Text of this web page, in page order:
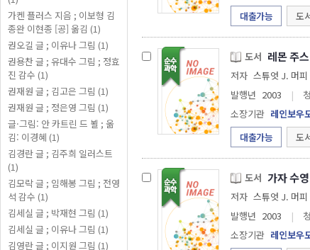
가켄 플러스 지음 ; 이보형 김
종완 이현종 [공] 옮김 (1)
권오길 글 ; 이유나 그림 (1)
권용찬 글 ; 유대수 그림 ; 정효
진 감수 (1)
권재원 글 ; 김고은 그림 (1)
권재원 글 ; 정은영 그림 (1)
글·그림: 안 카트린 드 뵐 ; 옮
김: 이경혜 (1)
김경란 글 ; 김주희 일러스트
(1)
김모락 글 ; 임해봉 그림 ; 전영
석 감수 (1)
김세실 글 ; 박재현 그림 (1)
김세실 글 ; 이유나 그림 (1)
김영란 글 ; 이지원 그림 (1)
대출가능
도
도서 레몬 주
저자 스튜엇 J. 머
발행년 2003 |
소장기관 레인보우
대출가능
도
도서 가자 수
저자 스튜엇 J. 머
발행년 2003 |
소장기관 레인보우